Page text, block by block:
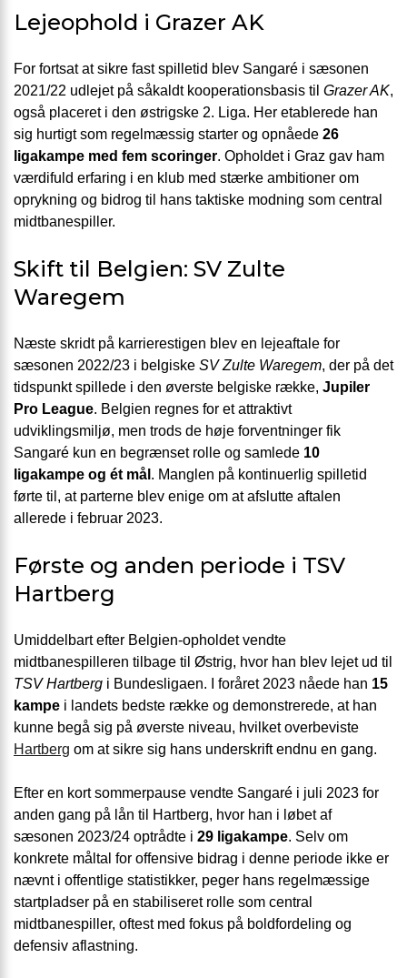
Lejeophold i Grazer AK
For fortsat at sikre fast spilletid blev Sangaré i sæsonen
2021/22 udlejet på såkaldt kooperationsbasis til Grazer AK,
også placeret i den østrigske 2. Liga. Her etablerede han
sig hurtigt som regelmæssig starter og opnåede 26
ligakampe med fem scoringer. Opholdet i Graz gav ham
værdifuld erfaring i en klub med stærke ambitioner om
oprykning og bidrog til hans taktiske modning som central
midtbanespiller.
Skift til Belgien: SV Zulte
Waregem
Næste skridt på karrierestigen blev en lejeaftale for
sæsonen 2022/23 i belgiske SV Zulte Waregem, der på det
tidspunkt spillede i den øverste belgiske række, Jupiler
Pro League. Belgien regnes for et attraktivt
udviklingsmiljø, men trods de høje forventninger fik
Sangaré kun en begrænset rolle og samlede 10
ligakampe og ét mål . Manglen på kontinuerlig spilletid
førte til, at parterne blev enige om at afslutte aftalen
allerede i februar 2023.
Første og anden periode i TSV
Hartberg
Umiddelbart efter Belgien-opholdet vendte
midtbanespilleren tilbage til Østrig, hvor han blev lejet ud til
TSV Hartberg i Bundesligaen. I foråret 2023 nåede han 15
kampe i landets bedste række og demonstrerede, at han
kunne begå sig på øverste niveau, hvilket overbeviste
Hartberg om at sikre sig hans underskrift endnu en gang.
Efter en kort sommerpause vendte Sangaré i juli 2023 for
anden gang på lån til Hartberg, hvor han i løbet af
sæsonen 2023/24 optrådte i 29 ligakampe. Selv om
konkrete måltal for offensive bidrag i denne periode ikke er
nævnt i offentlige statistikker, peger hans regelmæssige
startpladser på en stabiliseret rolle som central
midtbanespiller, oftest med fokus på boldfordeling og
defensiv aflastning.